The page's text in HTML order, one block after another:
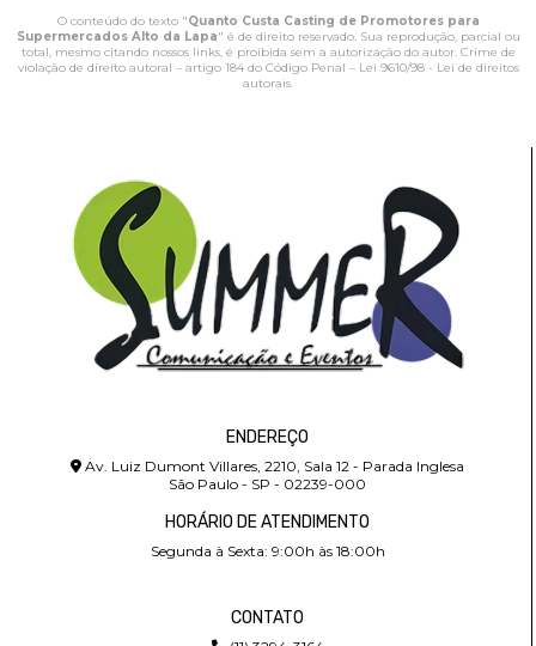
O conteúdo do texto "Quanto Custa Casting de Promotores para
Supermercados Alto da Lapa" é de direito reservado. Sua reprodução, parcial ou
total, mesmo citando nossos links, é proibida sem a autorização do autor. Crime de
violação de direito autoral – artigo 184 do Código Penal – Lei 9610/98 - Lei de direitos
autorais.
ENDEREÇO
Av. Luiz Dumont Villares, 2210, Sala 12 - Parada Inglesa
São Paulo - SP - 02239-000
HORÁRIO DE ATENDIMENTO
Segunda à Sexta: 9:00h às 18:00h
CONTATO